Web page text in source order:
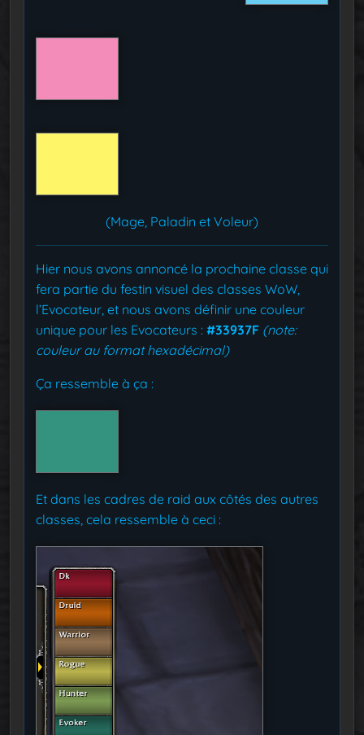
(Mage, Paladin et Voleur)
Hier nous avons annoncé la prochaine classe qui
fera partie du festin visuel des classes WoW,
l’Evocateur, et nous avons définir une couleur
unique pour les Evocateurs : #33937F (note:
couleur au format hexadécimal)
Ça ressemble à ça :
Et dans les cadres de raid aux côtés des autres
classes, cela ressemble à ceci :